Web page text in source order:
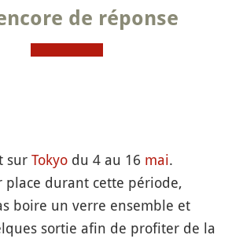
de réponse
sur Tokyo du 4 au 16 mai.
place durant cette période,
boire un verre ensemble et
sortie afin de profiter de la